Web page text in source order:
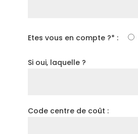
Etes vous en compte ?* :
Si oui, laquelle ?
Code centre de coût :